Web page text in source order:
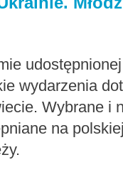
wydarzenia
Wybrane i
na